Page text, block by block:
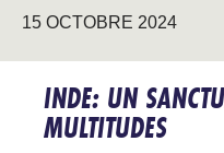
15 OCTOBRE 2024
INDE: UN
MULTITUDES